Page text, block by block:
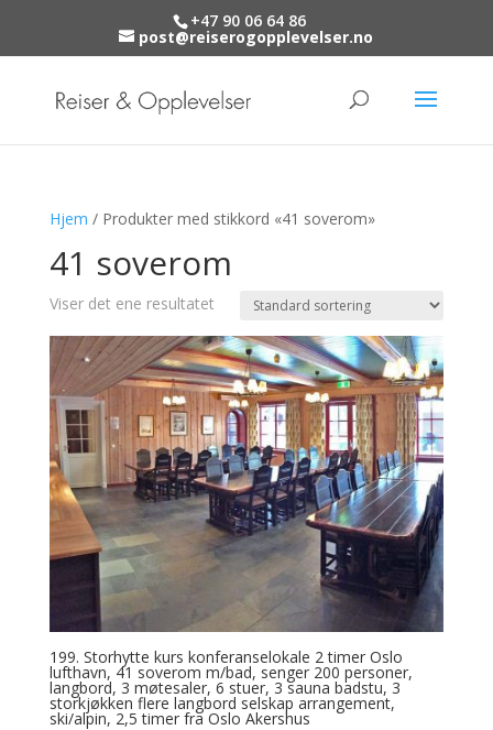
+47 90 06 64 86
post@reiserogopplevelser.no
Hjem / Produkter med stikkord «41 soverom»
41 soverom
Viser det ene resultatet
199. Storhytte kurs konferanselokale 2 timer Oslo
lufthavn, 41 soverom m/bad, senger 200 personer,
langbord, 3 møtesaler, 6 stuer, 3 sauna badstu, 3
storkjøkken flere langbord selskap arrangement,
ski/alpin, 2,5 timer fra Oslo Akershus